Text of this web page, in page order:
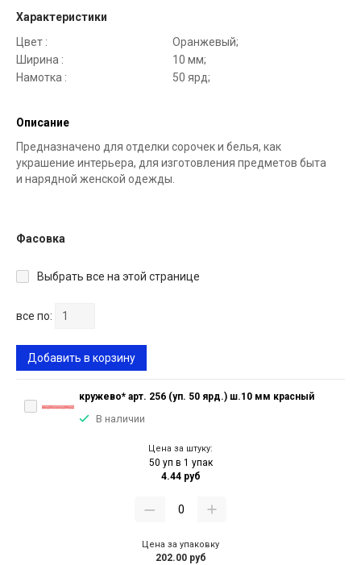
Характеристики
Цвет :
Оранжевый;
Ширина :
10 мм;
Намотка :
50 ярд;
Описание
Предназначено для отделки сорочек и белья, как
украшение интерьера, для изготовления предметов быта
и нарядной женской одежды.
Фасовка
Выбрать все на этой странице
все по:
Добавить в корзину
кружево* арт. 256 (уп. 50 ярд.) ш.10 мм красный
В наличии
Цена за штуку:
50 уп в 1 упак
4.44 руб
Цена за упаковку
202.00 руб